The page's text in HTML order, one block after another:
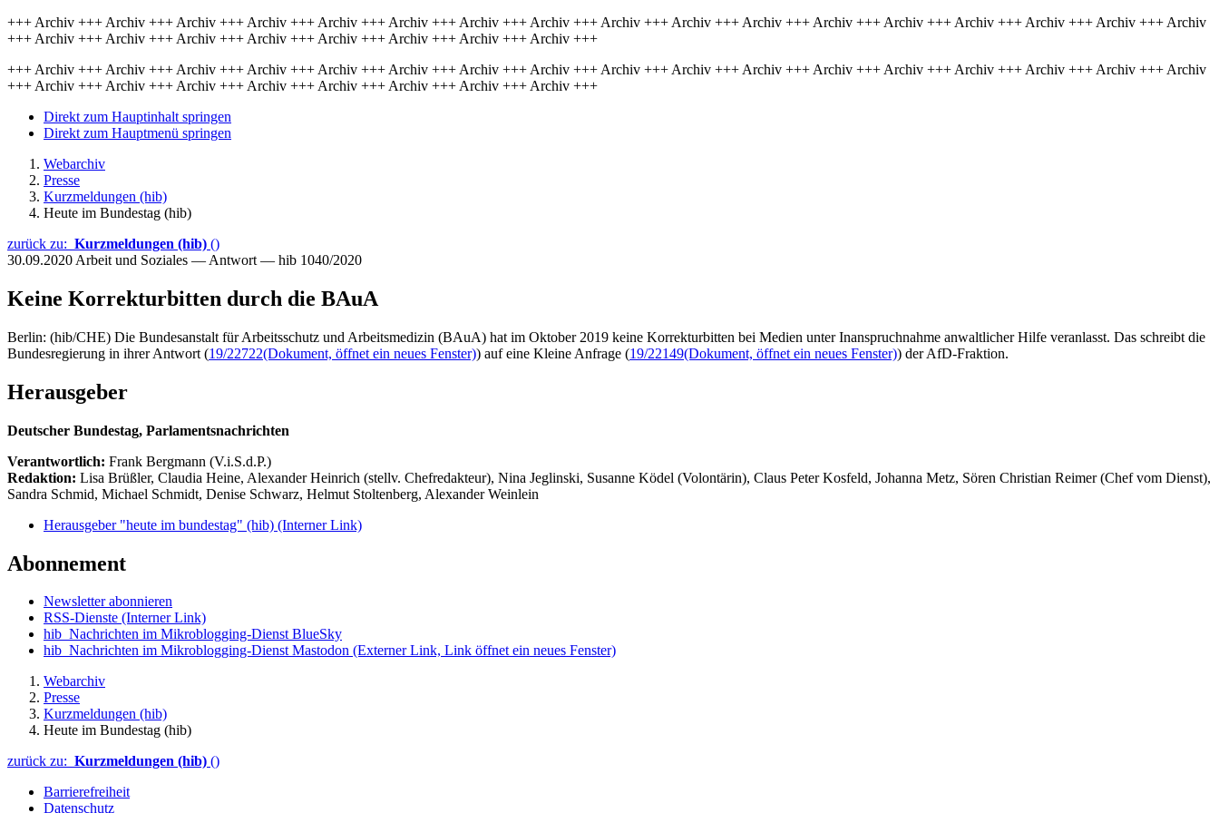
+++ Archiv +++ Archiv +++ Archiv +++ Archiv +++ Archiv +++ Archiv +++ Archiv +++ Archiv +++ Archiv +++ Archiv +++ Archiv +++ Archiv +++ Archiv +++ Archiv +++ Archiv +++ Archiv +++ Archiv
+++ Archiv +++ Archiv +++ Archiv +++ Archiv +++ Archiv +++ Archiv +++ Archiv +++ Archiv +++
+++ Archiv +++ Archiv +++ Archiv +++ Archiv +++ Archiv +++ Archiv +++ Archiv +++ Archiv +++ Archiv +++ Archiv +++ Archiv +++ Archiv +++ Archiv +++ Archiv +++ Archiv +++ Archiv +++ Archiv
+++ Archiv +++ Archiv +++ Archiv +++ Archiv +++ Archiv +++ Archiv +++ Archiv +++ Archiv +++
Direkt zum Hauptinhalt springen
Direkt zum Hauptmenü springen
Webarchiv
Presse
Kurzmeldungen (hib)
Heute im Bundestag (hib)
zurück zu: Kurzmeldungen (hib) ()
30.09.2020 Arbeit und Soziales — Antwort — hib 1040/2020
Keine Korrekturbitten durch die BAuA
Berlin: (hib/CHE) Die Bundesanstalt für Arbeitsschutz und Arbeitsmedizin (BAuA) hat im Oktober 2019 keine Korrekturbitten bei Medien unter Inanspruchnahme anwaltlicher Hilfe veranlasst. Das schreibt die
Bundesregierung in ihrer Antwort (19/22722(Dokument, öffnet ein neues Fenster)) auf eine Kleine Anfrage (19/22149(Dokument, öffnet ein neues Fenster)) der AfD-Fraktion.
Herausgeber
Deutscher Bundestag, Parlamentsnachrichten
Verantwortlich: Frank Bergmann (V.i.S.d.P.)
Redaktion: Lisa Brüßler, Claudia Heine, Alexander Heinrich (stellv. Chefredakteur), Nina Jeglinski, Susanne Ködel (Volontärin), Claus Peter Kosfeld, Johanna Metz, Sören Christian Reimer (Chef vom Dienst),
Sandra Schmid, Michael Schmidt, Denise Schwarz, Helmut Stoltenberg, Alexander Weinlein
Herausgeber "heute im bundestag" (hib) (Interner Link)
Abonnement
Newsletter abonnieren
RSS-Dienste (Interner Link)
hib_Nachrichten im Mikroblogging-Dienst BlueSky
hib_Nachrichten im Mikroblogging-Dienst Mastodon (Externer Link, Link öffnet ein neues Fenster)
Webarchiv
Presse
Kurzmeldungen (hib)
Heute im Bundestag (hib)
zurück zu: Kurzmeldungen (hib) ()
Barrierefreiheit
Datenschutz